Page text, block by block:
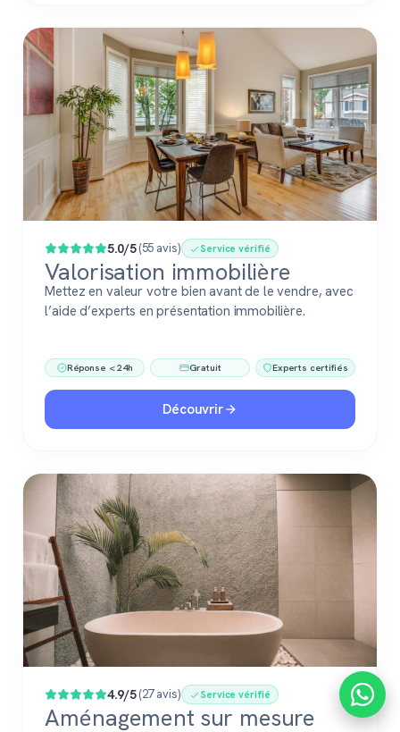
5.0/5(55 avis) Service vérifié
Valorisation immobilière
Mettez en valeur votre bien avant de le vendre, avec
l’aide d’experts en présentation immobilière.
Réponse < 24h Gratuit Experts certifiés
Découvrir
4.9/5(27 avis) Service vérifié
Aménagement sur mesure